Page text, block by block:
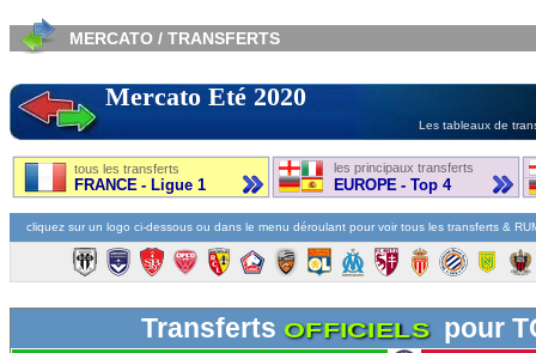
MERCATO / TRANSFERTS
Mercato Eté 2020
Les tableaux de
tous les transferts
FRANCE - Ligue 1
les principaux transferts
EUROPE - Top 4
cliquez sur un logo ci-dessous ou dans le menu déroulant pour voir tous les transferts &
Transferts OFFICIELS pour